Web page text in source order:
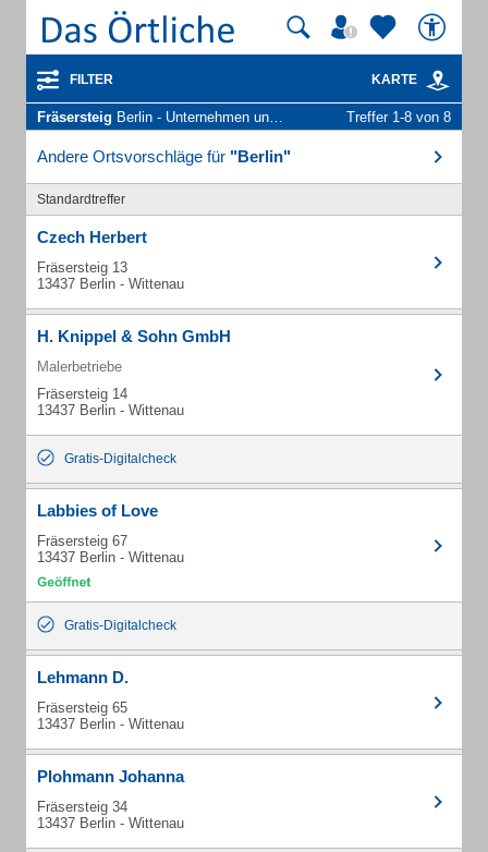
FILTER KARTE
Fräsersteig Berlin - Unternehmen und Personen Treffer 1-8 von 8
Andere Ortsvorschläge für "Berlin"
Standardtreffer
Czech Herbert
Fräsersteig 13
13437 Berlin - Wittenau
H. Knippel & Sohn GmbH
Malerbetriebe
Fräsersteig 14
13437 Berlin - Wittenau
Gratis-Digitalcheck
Labbies of Love
Fräsersteig 67
13437 Berlin - Wittenau
Gratis-Digitalcheck
Lehmann D.
Fräsersteig 65
13437 Berlin - Wittenau
Plohmann Johanna
Fräsersteig 34
13437 Berlin - Wittenau